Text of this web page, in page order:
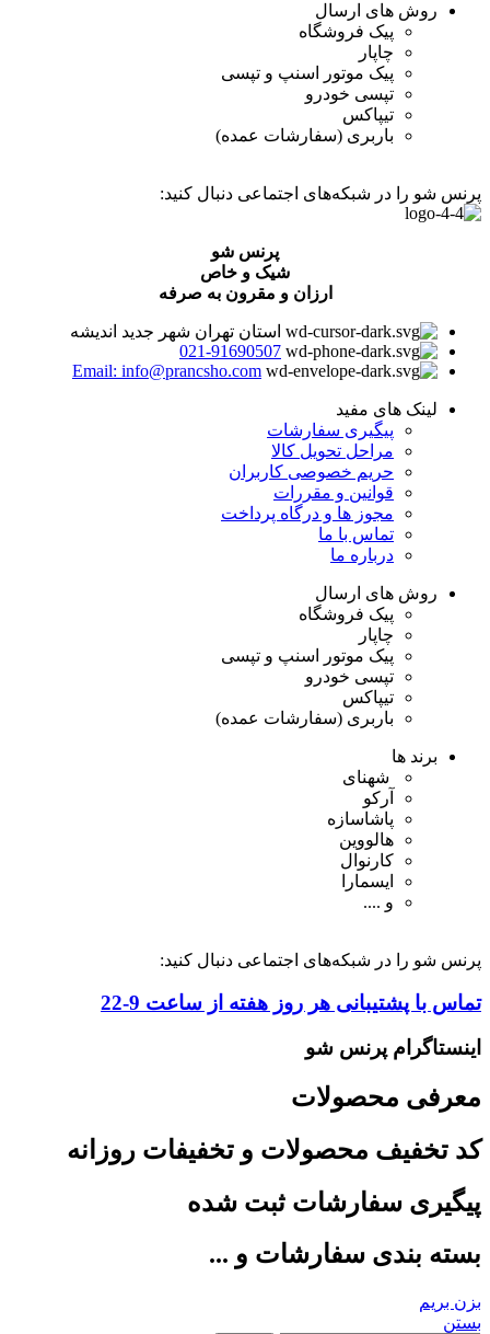
روش های ارسال
پیک فروشگاه
چاپار
پیک موتور اسنپ و تپسی
تپسی خودرو
تیپاکس
باربری (سفارشات عمده)
پرنس شو را در شبکه‌های اجتماعی دنبال کنید:
پرنس شو
شیک و خاص
ارزان و مقرون به صرفه
استان تهران شهر جدید اندیشه
021-91690507
Email: info@prancsho.com
لینک های مفید
پیگیری سفارشات
مراحل تحویل کالا
حریم خصوصی کاربران
قوانین و مقررات
مجوز ها و درگاه پرداخت
تماس با ما
درباره ما
روش های ارسال
پیک فروشگاه
چاپار
پیک موتور اسنپ و تپسی
تپسی خودرو
تیپاکس
باربری (سفارشات عمده)
برند ها
شهنای
آرکو
پاشاسازه
هالووین
کارنوال
ایسمارا
و ....
پرنس شو را در شبکه‌های اجتماعی دنبال کنید:
تماس با پشتیبانی هر روز هفته از ساعت 9-22
اینستاگرام پرنس شو
معرفی محصولات
کد تخفیف محصولات و تخفیفات روزانه
پیگیری سفارشات ثبت شده
بسته بندی سفارشات و ...
بزن بریم
بستن